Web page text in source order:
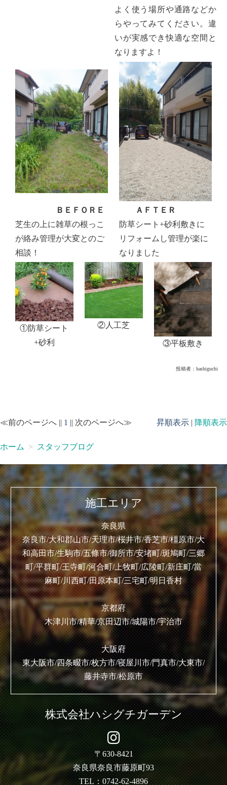
よく使う場所や通路などか
らやってみてください。違
いが実感でき快適な空間と
なりますよ！
ＢＥＦＯＲＥ
芝生の上に雑草の根っこ
が絡み管理が大変とのご
相談！
ＡＦＴＥＲ
防草シート+砂利敷きに
リフォームし管理が楽に
なりました
①防草シート
+砂利
②人工芝
③平板敷き
投稿者：hashiguchi
≪前のページへ || 1 || 次のページへ≫ 昇順表示 | 降順表示
ホーム スタッフブログ
施工エリア
奈良県
奈良市/大和郡山市/天理市/桜井市/香芝市/橿原市/大
和高田市/生駒市/五條市/御所市/安堵町/斑鳩町/三郷
町/平群町/王寺町/河合町/上牧町/広陵町/新庄町/當
麻町/川西町/田原本町/三宅町/明日香村
京都府
木津川市/精華/京田辺市/城陽市/宇治市
大阪府
東大阪市/四条畷市/枚方市/寝屋川市/門真市/大東市/
藤井寺市/松原市
株式会社ハシグチガーデン
〒630-8421
奈良県奈良市藤原町93
TEL：0742-62-4896